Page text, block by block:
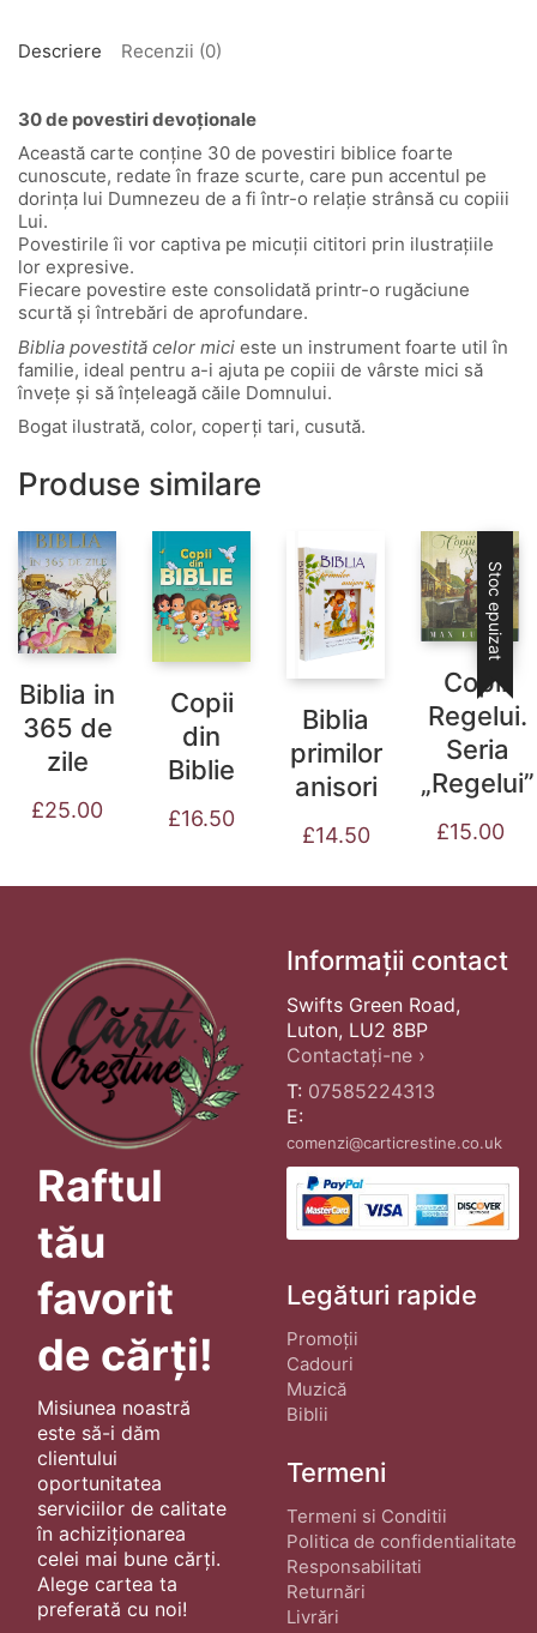
Descriere Recenzii (0)
30 de povestiri devoționale
Această carte conţine 30 de povestiri biblice foarte
cunoscute, redate în fraze scurte, care pun accentul pe
dorinţa lui Dumnezeu de a fi într-o relaţie strânsă cu copiii
Lui.
Povestirile îi vor captiva pe micuţii cititori prin ilustraţiile
lor expresive.
Fiecare povestire este consolidată printr-o rugăciune
scurtă şi întrebări de aprofundare.
Biblia povestită celor mici este un instrument foarte util în
familie, ideal pentru a-i ajuta pe copiii de vârste mici să
înveţe şi să înţeleagă căile Domnului.
Bogat ilustrată, color, coperți tari, cusută.
Produse similare
Biblia in
365 de
zile
£25.00
Copii
din
Biblie
£16.50
Biblia
primilor
anisori
£14.50
Stoc epuizat
Copiii
Regelui.
Seria
„Regelui”
£15.00
Raftul
tău
favorit
de cărți!
Misiunea noastră
este să-i dăm
clientului
oportunitatea
serviciilor de calitate
în achiziționarea
celei mai bune cărți.
Alege cartea ta
preferată cu noi!
Informații contact
Swifts Green Road,
Luton, LU2 8BP
Contactați-ne ›
T: 07585224313
E:
comenzi@carticrestine.co.uk
Legături rapide
Promoții
Cadouri
Muzică
Biblii
Termeni
Termeni si Conditii
Politica de confidentialitate
Responsabilitati
Returnări
Livrări